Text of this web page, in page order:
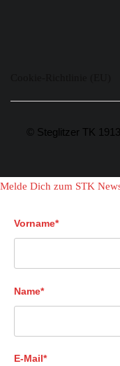
© Steglitzer TK
Melde Dich zum STK
Vorname*
Name*
E-Mail*